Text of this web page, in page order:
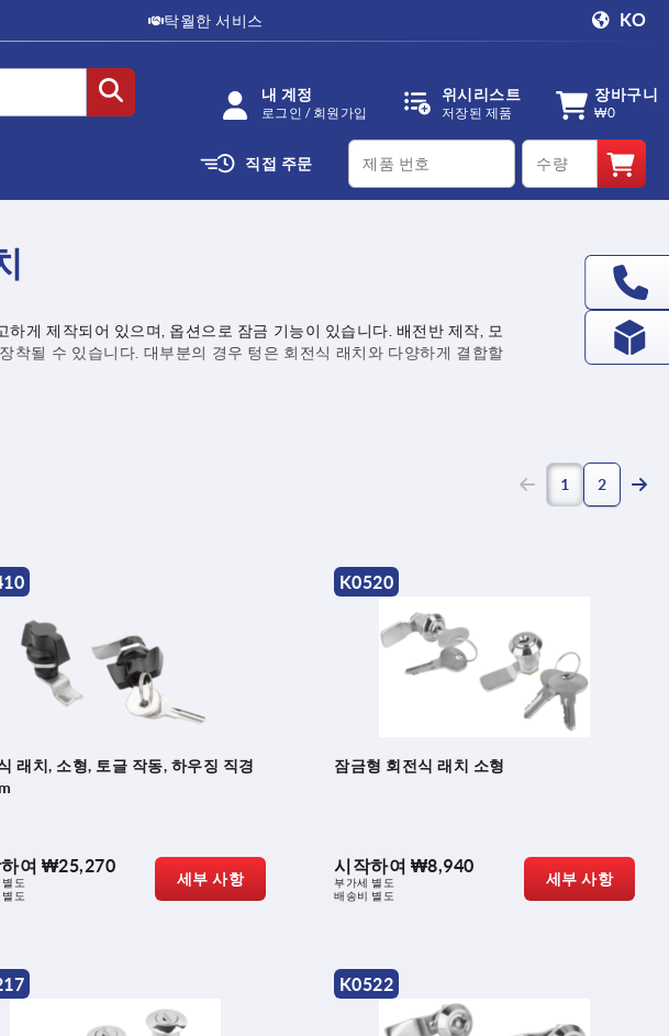
탁월한 서비스 KO
내 계정
로그인 / 회원가입
위시리스트
저장된 제품
장바구니
₩0
직접 주문
productCode qty
게 제작되어 있으며, 옵션으로 잠금 기능이 있습니다. 배전반 제작, 모
착될 수 있습니다. 대부분의 경우 텅은 회전식 래치와 다양하게 결합할
1 (current)
2
래치, 소형, 토글 작동, 하우징 직경
여 ₩25,270
도
도
세부 사항
K0520
잠금형 회전식 래치 소형
시작하여 ₩8,940
부가세 별도
배송비 별도
세부 사항
K0522